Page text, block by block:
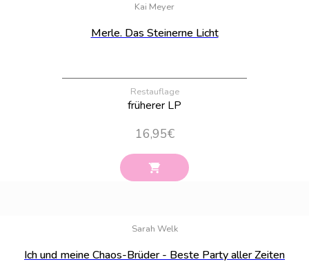
Kai Meyer
Merle. Das Steinerne Licht
Restauflage
früherer LP
16,95€
Sarah Welk
Ich und meine Chaos-Brüder - Beste Party aller Zeiten